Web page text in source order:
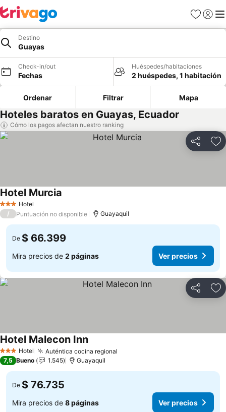
Favoritos
Iniciar
Destino
Guayas
Check-in/out
Fechas
Huéspedes/habitaciones
2 huéspedes, 1 habitación
Ordenar Filtrar Mapa
Hoteles baratos en Guayas, Ecuador
Cómo los pagos afectan nuestro ranking
Compartir
3 Estrellas
Hotel
Hotel Murcia
/ Puntuación no disponible Guayaquil
De $ 66.399
Mira precios de 2 páginas Ver precios
Compartir
3 Estrellas
Hotel Auténtica cocina regional
Hotel Malecon InnVer precios
7,5 Bueno 1.545 Guayaquil
De $ 76.735
Mira precios de 8 páginas Ver precios